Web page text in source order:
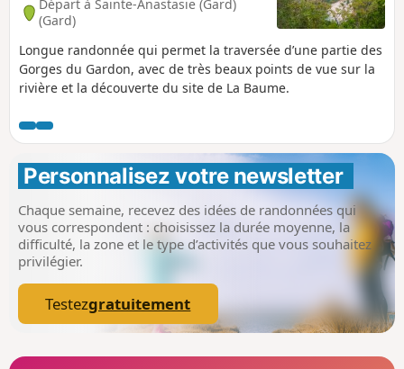
Départ à Sainte-Anastasie (Gard)
(Gard)
Longue randonnée qui permet la traversée d’une partie des
Gorges du Gardon, avec de très beaux points de vue sur la
rivière et la découverte du site de La Baume.
Personnalisez votre newsletter
Chaque semaine, recevez des idées de randonnées qui
vous correspondent : choisissez la durée moyenne, la
difficulté, la zone et le type d’activités que vous souhaitez
privilégier.
Testezgratuitement